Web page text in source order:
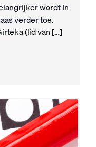
wordt In
verder toe.
(lid van […]